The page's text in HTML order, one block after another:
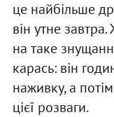
це найбільше
він утне
на таке
карась: він
наживку, а
цієї розваги.